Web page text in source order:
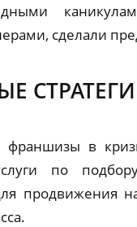
сделали
франшизы в
по
продвижения